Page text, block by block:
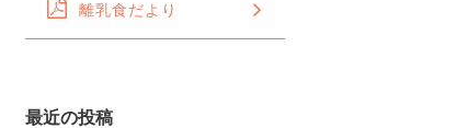
離乳食だより
最近の投稿